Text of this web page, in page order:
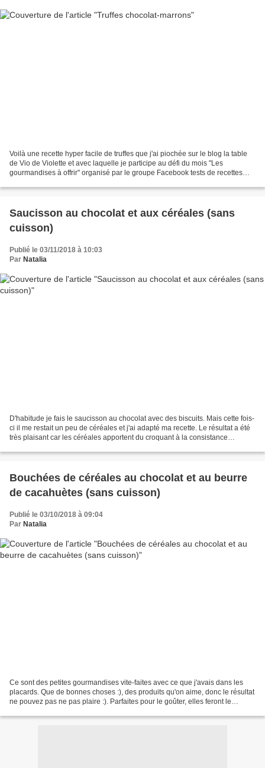
Voilà une recette hyper facile de truffes que j'ai piochée sur le blog la table
de Vio de Violette et avec laquelle je participe au défi du mois "Les
gourmandises à offrir" organisé par le groupe Facebook tests de recettes
Saucisson au chocolat et aux céréales (sans
cuisson)
Publié le 03/11/2018 à 10:03
Par Natalia
D'habitude je fais le saucisson au chocolat avec des biscuits. Mais cette fois-
ci il me restait un peu de céréales et j'ai adapté ma recette. Le résultat a été
très plaisant car les céréales apportent du croquant à la consistance
Bouchées de céréales au chocolat et au beurre
de cacahuètes (sans cuisson)
Publié le 03/10/2018 à 09:04
Par Natalia
Ce sont des petites gourmandises vite-faites avec ce que j'avais dans les
placards. Que de bonnes choses :), des produits qu'on aime, donc le résultat
ne pouvez pas ne pas plaire :). Parfaites pour le goûter, elles feront le